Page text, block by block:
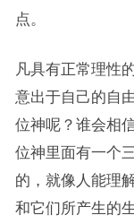
点。
凡具有正常理性
意出于自己的自
位神呢？谁会相
位神里面有一个
的，就像人能理
和它们所产生的